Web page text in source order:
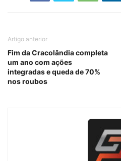
Artigo anterior
Fim da Cracolândia completa
um ano com ações
integradas e queda de 70%
nos roubos